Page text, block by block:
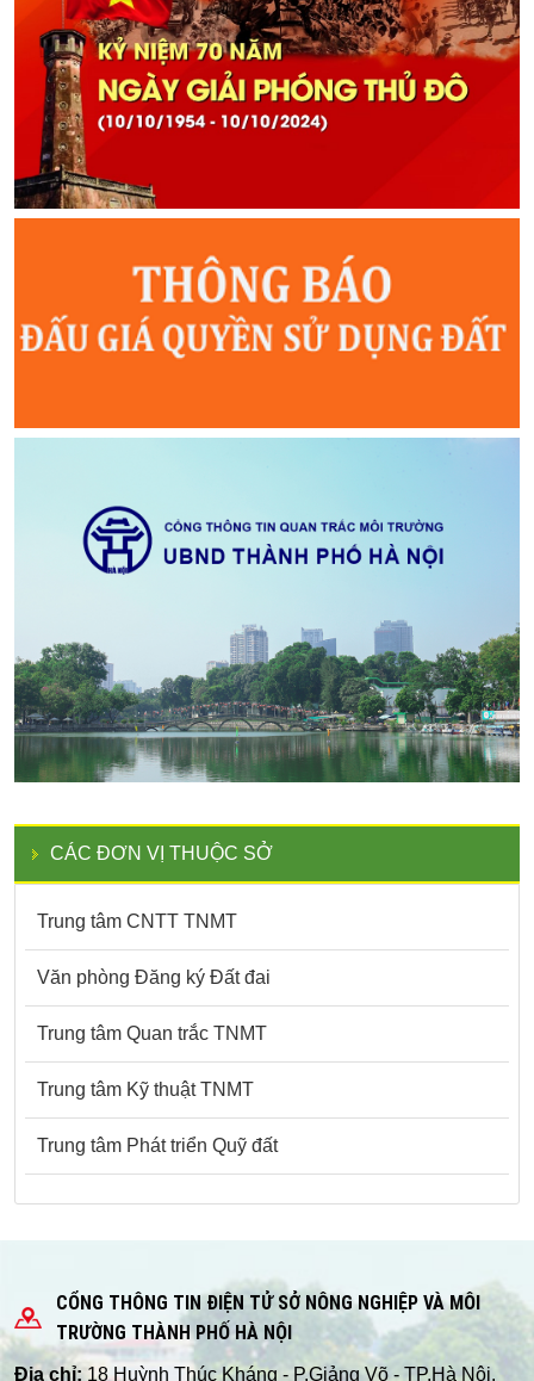
CÁC ĐƠN VỊ THUỘC SỞ
Trung tâm CNTT TNMT
Văn phòng Đăng ký Đất đai
Trung tâm Quan trắc TNMT
Trung tâm Kỹ thuật TNMT
Trung tâm Phát triển Quỹ đất
CỔNG THÔNG TIN ĐIỆN TỬ SỞ NÔNG NGHIỆP VÀ MÔI
TRƯỜNG THÀNH PHỐ HÀ NỘI
Địa chỉ: 18 Huỳnh Thúc Kháng - P.Giảng Võ - TP.Hà Nội.